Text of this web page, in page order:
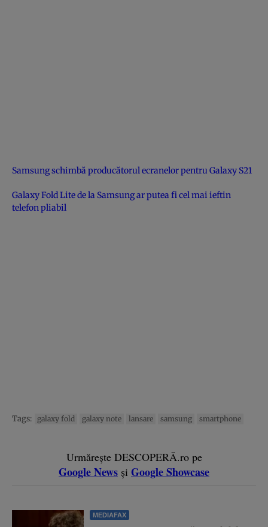
Samsung schimbă producătorul ecranelor pentru Galaxy S21
Galaxy Fold Lite de la Samsung ar putea fi cel mai ieftin
telefon pliabil
Tags: galaxy fold galaxy note lansare samsung smartphone
Urmărește DESCOPERĂ.ro pe
Google News și Google Showcase
MEDIAFAX